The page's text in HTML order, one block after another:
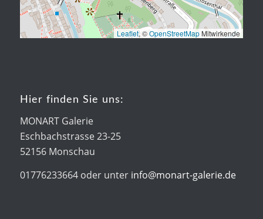
Leaflet, ©OpenStreetMap Mitwirkende
Hier finden Sie uns:
MONART Galerie
Eschbachstrasse 23-25
52156 Monschau
01776233664 oder unter info@monart-galerie.de